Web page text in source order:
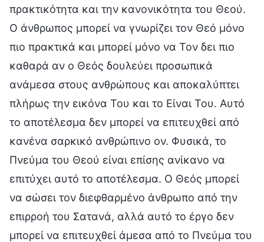
πρακτικότητα και την κανονικότητα του Θεού.
Ο άνθρωπος μπορεί να γνωρίζει τον Θεό μόνο
πιο πρακτικά και μπορεί μόνο να Τον δει πιο
καθαρά αν ο Θεός δουλεύει προσωπικά
ανάμεσα στους ανθρώπους και αποκαλύπτει
πλήρως την εικόνα Του και το Είναι Του. Αυτό
το αποτέλεσμα δεν μπορεί να επιτευχθεί από
κανένα σαρκικό ανθρώπινο ον. Φυσικά, το
Πνεύμα του Θεού είναι επίσης ανίκανο να
επιτύχει αυτό το αποτέλεσμα. Ο Θεός μπορεί
να σώσει τον διεφθαρμένο άνθρωπο από την
επιρροή του Σατανά, αλλά αυτό το έργο δεν
μπορεί να επιτευχθεί άμεσα από το Πνεύμα του